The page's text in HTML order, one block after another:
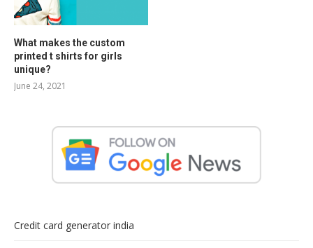
What makes the custom
printed t shirts for girls
unique?
June 24, 2021
Credit card generator india